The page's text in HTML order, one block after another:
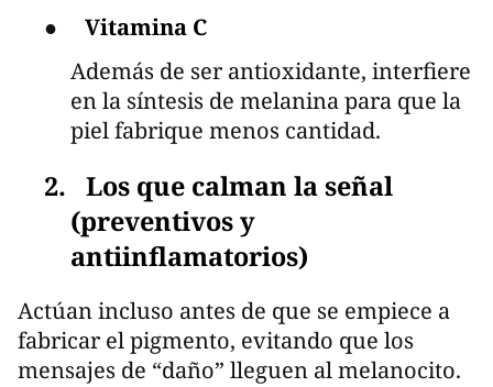
● Vitamina C
Además de ser antioxidante, interfiere
en la síntesis de melanina para que la
piel fabrique menos cantidad.
2. Los que calman la señal
(preventivos y
antiinflamatorios)
Actúan incluso antes de que se empiece a
fabricar el pigmento, evitando que los
mensajes de “daño” lleguen al melanocito.